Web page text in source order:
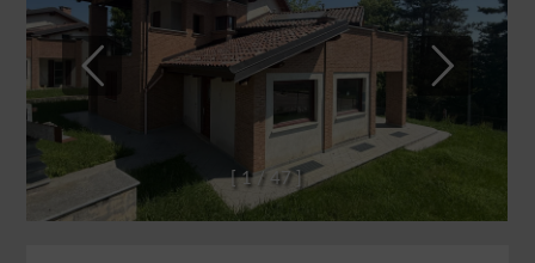
[ 1 / 4 7 ]